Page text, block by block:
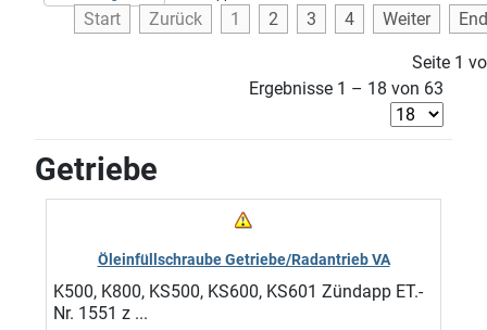
Start Zurück 1 2 3 4 Weiter
Seite 1
Ergebnisse 1 – 18 von 63
Getriebe
Öleinfüllschraube Getriebe/Radantrieb VA
K500, K800, KS500, KS600, KS601 Zündapp ET.-
Nr. 1551 z ...